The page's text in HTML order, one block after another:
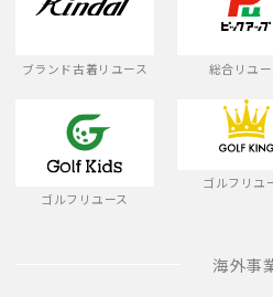
ブランド古着リユース 総合リユー
ゴルフリユース
ゴルフリユ
海外事